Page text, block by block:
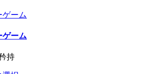
ゲーム
ゲーム
持